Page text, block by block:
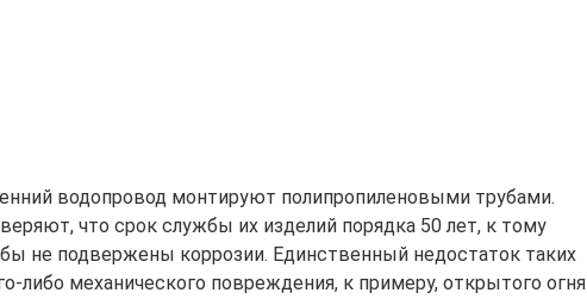
водопровод монтируют полипропиленовыми трубами.
что срок службы их изделий порядка 50 лет, к тому
не подвержены коррозии. Единственный недостаток таких
либо механического повреждения, к примеру, открытого огня